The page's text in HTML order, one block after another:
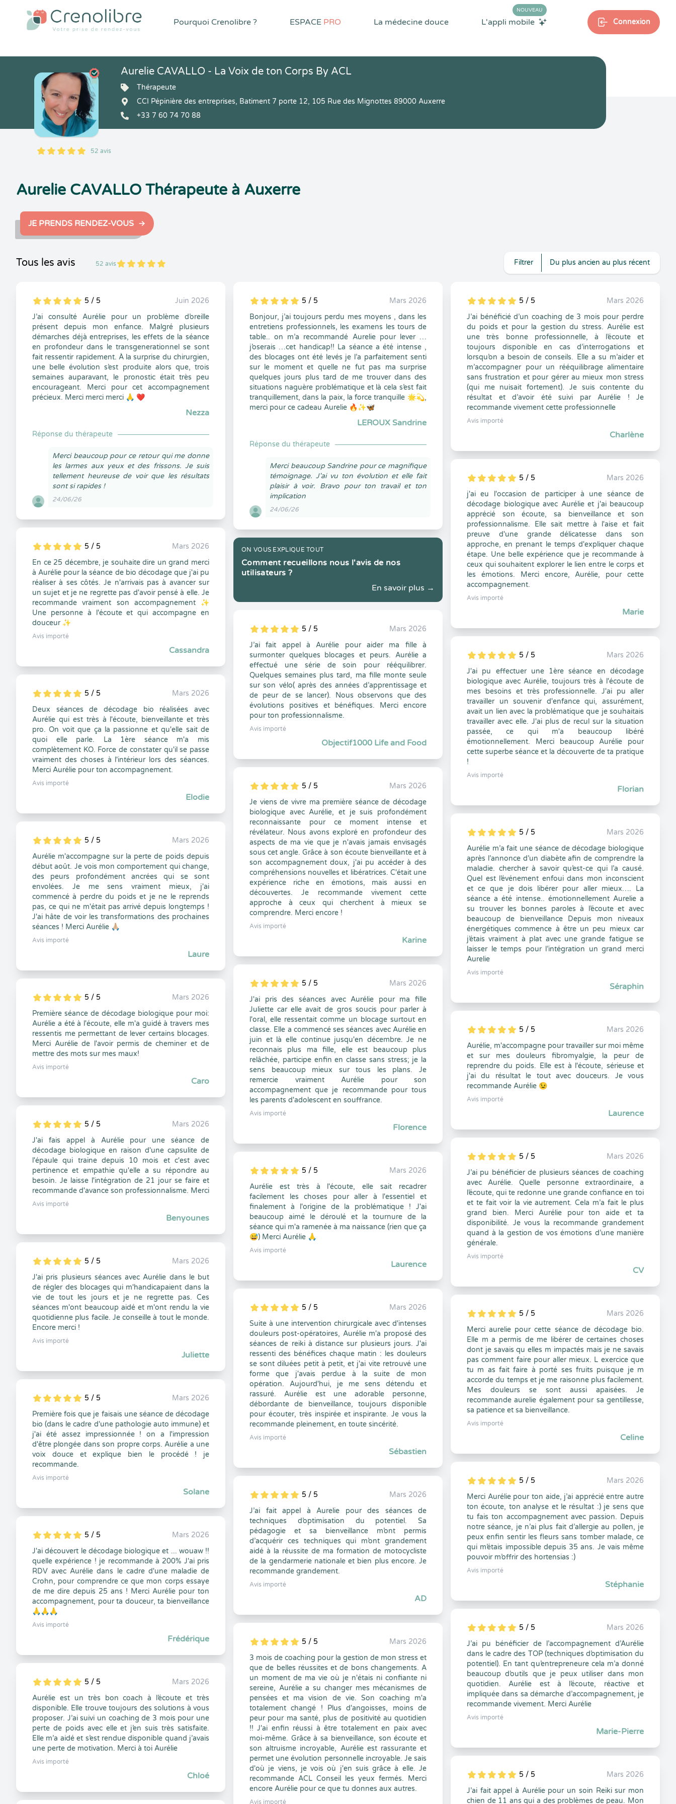
Pourquoi Crenolibre ? ESPACE PRO La médecine douce L'appli mobile
NOUVEAU
Connexion
5
1
5
52 52 avis
Aurelie CAVALLO - La Voix de ton Corps By ACL
Thérapeute
CCI Pépinière des entreprises, Batiment 7 porte 12, 105 Rue des Mignottes 89000 Auxerre
+33 7 60 74 70 88
Aurelie CAVALLO Thérapeute à Auxerre
JE PRENDS RENDEZ-VOUS
Tous les avis 52 avis 5
1
5
52 Filtrer Du plus ancien au plus récent
5
1
5
0 5 / 5
Juin 2026
J’ai consulté Aurélie pour un problème d’oreille
présent depuis mon enfance. Malgré plusieurs
démarches déjà entreprises, les effets de la séance
en profondeur dans le transgenerationnel se sont
fait ressentir rapidement. À la surprise du chirurgien,
une belle évolution s’est produite alors que, trois
semaines auparavant, le pronostic était très peu
encourageant. Merci pour cet accompagnement
précieux. Merci merci merci 🙏 ❤️
Nezza
Réponse du thérapeute
Merci beaucoup pour ce retour qui me donne
les larmes aux yeux et des frissons. Je suis
tellement heureuse de voir que les résultats
sont si rapides !
24/06/26
5
1
5
0 5 / 5
Mars 2026
En ce 25 décembre, je souhaite dire un grand merci
à Aurélie pour la séance de bio décodage que j'ai pu
réaliser à ses côtés. Je n'arrivais pas à avancer sur
un sujet et je ne regrette pas d'avoir pensé à elle. Je
recommande vraiment son accompagnement ✨
Une personne à l'écoute et qui accompagne en
douceur ✨
Avis importé
Cassandra
5
1
5
0 5 / 5
Mars 2026
Deux séances de décodage bio réalisées avec
Aurélie qui est très à l'écoute, bienveillante et très
pro. On voit que ça la passionne et qu'elle sait de
quoi elle parle. La 1ère séance m'a mis
complètement KO. Force de constater qu'il se passe
vraiment des choses à l'intérieur lors des séances.
Merci Aurélie pour ton accompagnement.
Avis importé
Elodie
5
1
5
0 5 / 5
Mars 2026
Aurélie m'accompagne sur la perte de poids depuis
début août. Je vois mon comportement qui change,
des peurs profondément ancrées qui se sont
envolées. Je me sens vraiment mieux, j'ai
commencé à perdre du poids et je ne le reprends
pas, ce qui ne m'était pas arrivé depuis longtemps !
J'ai hâte de voir les transformations des prochaines
séances ! Merci Aurélie 🙏🏼
Avis importé
Laure
5
1
5
0 5 / 5
Mars 2026
Première séance de décodage biologique pour moi:
Aurélie a été à l'écoute, elle m'a guidé à travers mes
ressentis me permettant de lever certains blocages.
Merci Aurélie de l'avoir permis de cheminer et de
mettre des mots sur mes maux!
Avis importé
Caro
5
1
5
0 5 / 5
Mars 2026
J'ai fais appel à Aurélie pour une séance de
décodage biologique en raison d'une capsulite de
l'épaule qui traine depuis 10 mois et c'est avec
pertinence et empathie qu'elle a su répondre au
besoin. Je laisse l'intégration de 21 jour se faire et
recommande d'avance son professionnalisme. Merci
Avis importé
Benyounes
5
1
5
0 5 / 5
Mars 2026
J'ai pris plusieurs séances avec Aurélie dans le but
de régler des blocages qui m'handicapaient dans la
vie de tout les jours et je ne regrette pas. Ces
séances m'ont beaucoup aidé et m'ont rendu la vie
quotidienne plus facile. Je conseille à tout le monde.
Encore merci !
Avis importé
Juliette
5
1
5
0 5 / 5
Mars 2026
Première fois que je faisais une séance de décodage
bio (dans le cadre d'une pathologie auto immune) et
j'ai été assez impressionnée ! on a l'impression
d'être plongée dans son propre corps. Aurélie a une
voix douce et explique bien le procédé ! je
recommande.
Avis importé
Solane
5
1
5
0 5 / 5
Mars 2026
J'ai découvert le décodage biologique et ... wouaw !!
quelle expérience ! je recommande à 200% J'ai pris
RDV avec Aurélie dans le cadre d'une maladie de
Crohn, pour comprendre ce que mon corps essaye
de me dire depuis 25 ans ! Merci Aurélie pour ton
accompagnement, pour ta douceur, ta bienveillance
🙏🙏🙏
Avis importé
Frédérique
5
1
5
0 5 / 5
Mars 2026
Aurélie est un très bon coach à l’écoute et très
disponible. Elle trouve toujours des solutions à vous
proposer. J’ai suivi un coaching de 3 mois pour une
perte de poids avec elle et j’en suis très satisfaite.
Elle m’a aidé et s’est rendue disponible quand j’avais
une perte de motivation. Merci à toi Aurélie
Avis importé
Chloé
5
1
5
0 5 / 5
Mars 2026
Bonjour, j’ai toujours perdu mes moyens , dans les
entretiens professionnels, les examens les tours de
table.. on m’a recommandé Aurelie pour lever …
j’oserais …cet handicap!! La séance a été intense ,
des blocages ont été levés je l’a parfaitement senti
sur le moment et quelle ne fut pas ma surprise
quelques jours plus tard de me trouver dans des
situations naguère problématique et là cela s’est fait
tranquillement, dans la paix, la force tranquille 🌟💫,
merci pour ce cadeau Aurelie 🔥✨🦋
LEROUX Sandrine
Réponse du thérapeute
Merci beaucoup Sandrine pour ce magnifique
témoignage. J'ai vu ton évolution et elle fait
plaisir à voir. Bravo pour ton travail et ton
implication
24/06/26
ON VOUS EXPLIQUE TOUT
Comment recueillons nous l'avis de nos
utilisateurs ?
En savoir plus →
5
1
5
0 5 / 5
Mars 2026
J’ai fait appel à Aurélie pour aider ma fille à
surmonter quelques blocages et peurs. Aurélie a
effectué une série de soin pour rééquilibrer.
Quelques semaines plus tard, ma fille monte seule
sur son vélo( après des années d’apprentissage et
de peur de se lancer). Nous observons que des
évolutions positives et bénéfiques. Merci encore
pour ton professionnalisme.
Avis importé
Objectif1000 Life and Food
5
1
5
0 5 / 5
Mars 2026
Je viens de vivre ma première séance de décodage
biologique avec Aurélie, et je suis profondément
reconnaissante pour ce moment intense et
révélateur. Nous avons exploré en profondeur des
aspects de ma vie que je n'avais jamais envisagés
sous cet angle. Grâce à son écoute bienveillante et à
son accompagnement doux, j'ai pu accéder à des
compréhensions nouvelles et libératrices. C'était une
expérience riche en émotions, mais aussi en
découvertes. Je recommande vivement cette
approche à ceux qui cherchent à mieux se
comprendre. Merci encore !
Avis importé
Karine
5
1
5
0 5 / 5
Mars 2026
J'ai pris des séances avec Aurélie pour ma fille
Juliette car elle avait de gros soucis pour parler à
l'oral, elle ressentait comme un blocage surtout en
classe. Elle a commencé ses séances avec Aurélie en
juin et là elle continue jusqu'en décembre. Je ne
reconnais plus ma fille, elle est beaucoup plus
relâchée, participe enfin en classe sans stress; je la
sens beaucoup mieux sur tous les plans. Je
remercie vraiment Aurélie pour son
accompagnement que je recommande pour tous
les parents d'adolescent en souffrance.
Avis importé
Florence
5
1
5
0 5 / 5
Mars 2026
Aurélie est très à l'écoute, elle sait recadrer
facilement les choses pour aller à l'essentiel et
finalement à l'origine de la problématique ! J'ai
beaucoup aimé le déroulé et la tournure de la
séance qui m'a ramenée à ma naissance (rien que ça
😅) Merci Aurélie 🙏
Avis importé
Laurence
5
1
5
0 5 / 5
Mars 2026
Suite à une intervention chirurgicale avec d'intenses
douleurs post-opératoires, Aurélie m'a proposé des
séances de reiki à distance sur plusieurs jours. J'ai
ressenti des bénéfices chaque matin : les douleurs
se sont diluées petit à petit, et j'ai vite retrouvé une
forme que j'avais perdue à la suite de mon
opération. Aujourd'hui, je me sens détendu et
rassuré. Aurélie est une adorable personne,
débordante de bienveillance, toujours disponible
pour écouter, très inspirée et inspirante. Je vous la
recommande pleinement, en toute sincérité.
Avis importé
Sébastien
5
1
5
0 5 / 5
Mars 2026
J’ai fait appel à Aurelie pour des séances de
techniques d’optimisation du potentiel. Sa
pédagogie et sa bienveillance m’ont permis
d’acquérir ces techniques qui m’ont grandement
aidé à la réussite de ma formation de motocycliste
de la gendarmerie nationale et bien plus encore. Je
recommande grandement.
Avis importé
AD
5
1
5
0 5 / 5
Mars 2026
3 mois de coaching pour la gestion de mon stress et
que de belles réussites et de bons changements. A
un moment de ma vie où je n'étais ni confiante ni
sereine, Aurélie a su changer mes mécanismes de
pensées et ma vision de vie. Son coaching m'a
totalement changé ! Plus d'angoisses, moins de
peur pour ma santé, plus de positivité au quotidien
!! J'ai enfin réussi à être totalement en paix avec
moi-même. Grâce à sa bienveillance, son écoute et
son altruisme incroyable, Aurélie est rassurante et
permet une évolution personnelle incroyable. Je sais
d'où je viens, je vois où j'en suis grâce à elle. Je
recommande ACL Conseil les yeux fermés. Merci
encore Aurélie pour ce que tu donnes aux autres.
Avis importé
5
1
5
0 5 / 5
Mars 2026
J’ai bénéficié d’un coaching de 3 mois pour perdre
du poids et pour la gestion du stress. Aurélie est
une très bonne professionnelle, à l’écoute et
toujours disponible en cas d’interrogations et
lorsqu’on a besoin de conseils. Elle a su m’aider et
m’accompagner pour un rééquilibrage alimentaire
sans frustration et pour gérer au mieux mon stress
(qui me nuisait fortement). Je suis contente du
résultat et d’avoir été suivi par Aurélie ! Je
recommande vivement cette professionnelle
Avis importé
Charlène
5
1
5
0 5 / 5
Mars 2026
j'ai eu l'occasion de participer à une séance de
décodage biologique avec Aurélie et j'ai beaucoup
apprécié son écoute, sa bienveillance et son
professionnalisme. Elle sait mettre à l'aise et fait
preuve d'une grande délicatesse dans son
approche, en prenant le temps d'expliquer chaque
étape. Une belle expérience que je recommande à
ceux qui souhaitent explorer le lien entre le corps et
les émotions. Merci encore, Aurélie, pour cette
accompagnement.
Avis importé
Marie
5
1
5
0 5 / 5
Mars 2026
J'ai pu effectuer une 1ère séance en décodage
biologique avec Aurélie, toujours très à l'écoute de
mes besoins et très professionnelle. J'ai pu aller
travailler un souvenir d'enfance qui, assurément,
avait un lien avec la problématique que je souhaitais
travailler avec elle. J'ai plus de recul sur la situation
passée, ce qui m'a beaucoup libéré
émotionnellement. Merci beaucoup Aurélie pour
cette superbe séance et la découverte de ta pratique
!
Avis importé
Florian
5
1
5
0 5 / 5
Mars 2026
Aurélie m’a fait une séance de décodage biologique
après l’annonce d’un diabète afin de comprendre la
maladie. chercher à savoir qu’est-ce qui l’a causé.
Quel est l’événement enfoui dans mon inconscient
et ce que je dois libérer pour aller mieux…. La
séance a été intense.. émotionnellement Aurelie a
su trouver les bonnes paroles à l’écoute et avec
beaucoup de bienveillance Depuis mon niveaux
énergétiques commence à être un peu mieux car
j’étais vraiment à plat avec une grande fatigue se
laisser le temps pour l’intégration un grand merci
Aurelie
Avis importé
Séraphin
5
1
5
0 5 / 5
Mars 2026
Aurélie, m'accompagne pour travailler sur moi même
et sur mes douleurs fibromyalgie, la peur de
reprendre du poids. Elle est à l'écoute, sérieuse et
j'ai du résultat le tout avec douceurs. Je vous
recommande Aurélie 😉
Avis importé
Laurence
5
1
5
0 5 / 5
Mars 2026
J’ai pu bénéficier de plusieurs séances de coaching
avec Aurélie. Quelle personne extraordinaire, a
l’écoute, qui te redonne une grande confiance en toi
et te fait voir la vie autrement. Cela m’a fait le plus
grand bien. Merci Aurélie pour ton aide et ta
disponibilité. Je vous la recommande grandement
quand à la gestion de vos émotions d’une manière
générale.
Avis importé
CV
5
1
5
0 5 / 5
Mars 2026
Merci aurelie pour cette séance de décodage bio.
Elle m a permis de me libérer de certaines choses
dont je savais qu elles m impactés mais je ne savais
pas comment faire pour aller mieux. L exercice que
tu m as fait faire à porté ses fruits puisque je m
accorde du temps et je me raisonne plus facilement.
Mes douleurs se sont aussi apaisées. Je
recommande aurelie également pour sa gentillesse,
sa patience et sa bienveillance.
Avis importé
Celine
5
1
5
0 5 / 5
Mars 2026
Merci Aurélie pour ton aide, j’ai apprécié entre autre
ton écoute, ton analyse et le résultat :) je sens que
tu fais ton accompagnement avec passion. Depuis
notre séance, je n’ai plus fait d’allergie au pollen, je
peux enfin sentir les fleurs sans tomber malade, ce
qui m’étais impossible depuis 35 ans. Je vais même
pouvoir m’offrir des hortensias :)
Avis importé
Stéphanie
5
1
5
0 5 / 5
Mars 2026
J’ai pu bénéficier de l’accompagnement d’Aurélie
dans le cadre des TOP (techniques d’optimisation du
potentiel). En tant qu’entrepreneure cela m’a donné
beaucoup d’outils que je peux utiliser dans mon
quotidien. Aurélie est à l’écoute, réactive et
impliquée dans sa démarche d’accompagnement, je
recommande vivement. Merci Aurélie
Avis importé
Marie-Pierre
5
1
5
0 5 / 5
Mars 2026
J’ai fait appel à Aurélie pour un soin Reiki sur mon
chien de 11 ans qui a des problèmes de peau. Mon